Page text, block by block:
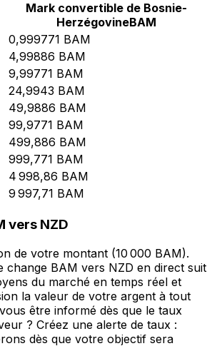
Mark convertible de Bosnie-
HerzégovineBAM
0,999771 BAM
4,99886 BAM
9,99771 BAM
24,9943 BAM
49,9886 BAM
99,9771 BAM
499,886 BAM
999,771 BAM
4 998,86 BAM
9 997,71 BAM
vers NZD
de votre montant (10 000 BAM).
change BAM vers NZD en direct suit
du marché en temps réel et
la valeur de votre argent à tout
être informé dès que le taux
? Créez une alerte de taux :
dès que votre objectif sera